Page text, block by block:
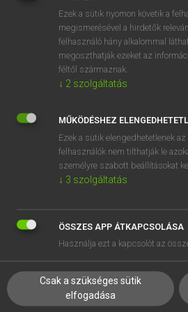
BELÉPÉS
EGYÉNI FELHASZNÁLÓKNAK
TANULÓKNAK
VÁLLALATI MEGOLDÁSOK
SÚGÓ
SÜTI
Ezek a sütik nyomon követik a
megismerésével a hirdetők
felhasználó hány alkalommal
megoszthatják ezeket az
féltől származnak.
↓ 2 szolgáltatás
MŰKÖDÉSHEZ
Ezek a sütik elengedhetetlenek
felhasználók nem tilthatják le
személyre szabott beállításokat
↓ 3 szolgáltatás
ÖSSZES APP ÁTKAPCSOLÁSA
Használja ezt a kapcsolót az
Csak a szükséges sütik
elfogadása